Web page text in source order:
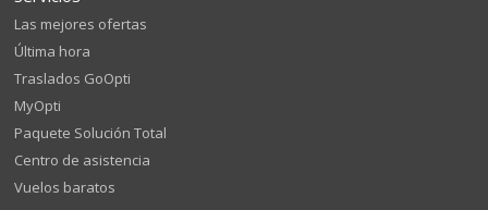
Las mejores ofertas
Última hora
Traslados GoOpti
MyOpti
Paquete Solución Total
Centro de asistencia
Vuelos baratos